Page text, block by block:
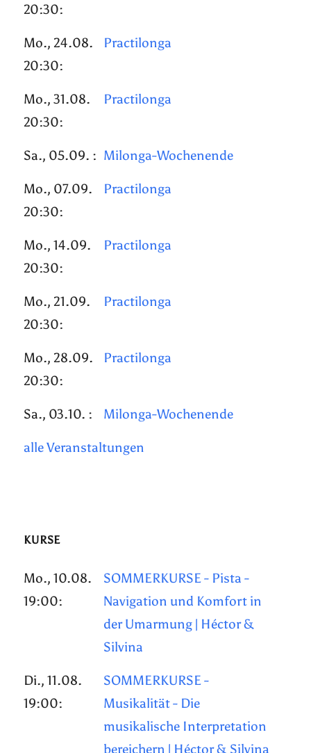
20:30:
Mo., 24.08.
20:30:
Practilonga
Mo., 31.08.
20:30:
Practilonga
Sa., 05.09. : Milonga-Wochenende
Mo., 07.09.
20:30:
Practilonga
Mo., 14.09.
20:30:
Practilonga
Mo., 21.09.
20:30:
Practilonga
Mo., 28.09.
20:30:
Practilonga
Sa., 03.10. : Milonga-Wochenende
alle Veranstaltungen
KURSE
Mo., 10.08.
19:00:
SOMMERKURSE - Pista -
Navigation und Komfort in
der Umarmung | Héctor &
Silvina
Di., 11.08.
19:00:
SOMMERKURSE -
Musikalität - Die
musikalische Interpretation
bereichern | Héctor & Silvina